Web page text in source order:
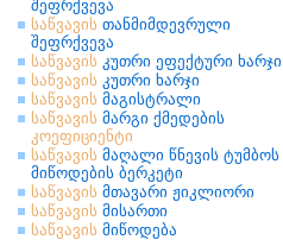
შეფრქვევა
საწვავის თანმიმდევრული
შეფრქვევა
საწვავის კუთრი ეფექტური ხარჯი
საწვავის კუთრი ხარჯი
საწვავის მაგისტრალი
საწვავის მარგი ქმედების
კოეფიციენტი
საწვავის მაღალი წნევის ტუმბოს
მიწოდების ბერკეტი
საწვავის მთავარი ჟიკლიორი
საწვავის მისართი
საწვავის მიწოდება